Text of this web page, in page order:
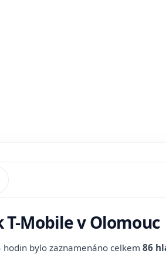
Mobile v Olomouc
bylo zaznamenáno celkem 86